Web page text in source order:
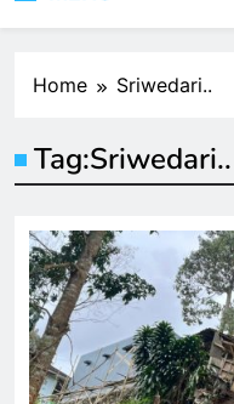
Home Sriwedari..
Tag:Sriwedari..